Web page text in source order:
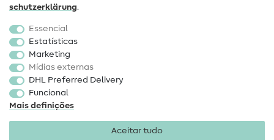
Popular
Tecidos
Acessórios de costura
Promoção
schutz­erklärung.
Essencial
Estatísticas
Marketing
Mídias externas
DHL Preferred Delivery
Funcional
Mais definições
Aceitar tudo